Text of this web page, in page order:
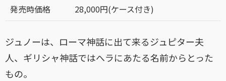
発売時価格
28,000円(ケース付き)
ジュノーは、ローマ神話に出て来るジュピター夫
人、ギリシャ神話ではへラにあたる名前からとった
もの。